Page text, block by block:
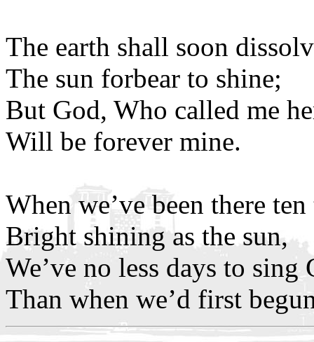
The earth shall soon
The sun forbear to shine;
But God, Who called me
Will be forever mine.
When we’ve been there
Bright shining as the sun,
We’ve no less days to sing
Than when we’d first